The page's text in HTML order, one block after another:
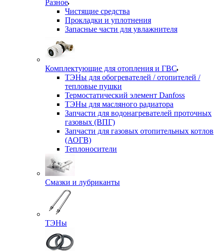
Разное
Чистящие средства
Прокладки и уплотнения
Запасные части для увлажнителя
Комплектующие для отопления и ГВС
ТЭНы для обогревателей / отопителей /
тепловые пушки
Термостатический элемент Danfoss
ТЭНы для масляного радиатора
Запчасти для водонагревателей проточных
газовых (ВПГ)
Запчасти для газовых отопительных котлов
(АОГВ)
Теплоносители
Смазки и лубриканты
ТЭНы